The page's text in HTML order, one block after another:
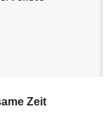
Zeit